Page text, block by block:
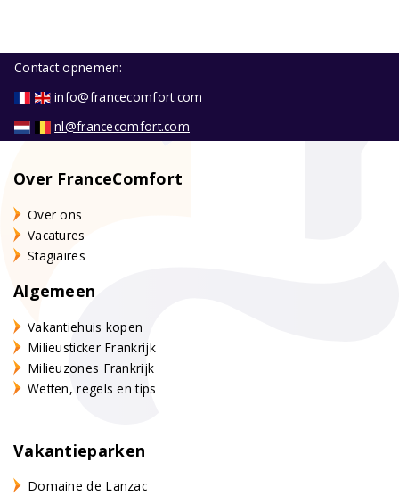
Contact opnemen:
info@francecomfort.com
nl@francecomfort.com
Over FranceComfort
Over ons
Vacatures
Stagiaires
Algemeen
Vakantiehuis kopen
Milieusticker Frankrijk
Milieuzones Frankrijk
Wetten, regels en tips
Vakantieparken
Domaine de Lanzac